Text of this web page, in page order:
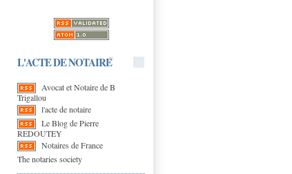
L'ACTE DE NOTAIRE
Avocat et Notaire de B
Trigallou
l'acte de notaire
Le Blog de Pierre
REDOUTEY
Notaires de France
The notaries society